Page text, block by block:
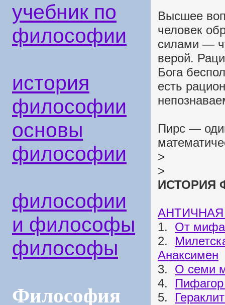
учебник по
философии
история
философии
основы
философии
философии
и философы
философы
Философия
Высшее
человек
силами —
верой.
Бога
есть
Пирс —
>
>
ИСТОРИЯ
1. От мифа
2.
Анаксимен
3. О семи
4.
5.